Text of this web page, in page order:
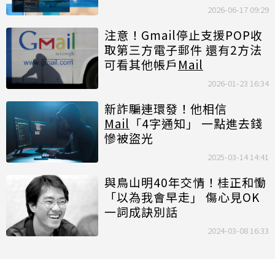
2026-06-17 09:29
注意！Gmail停止支援POP收
取第三方電子郵件 還有2方法
可看其他帳戶 Mail
2026-01-23 16:34
新詐騙連環發！他相信
Mail 「4字通知」 一點進去錢
慘被盜光
2025-03-14 14:41
與鳥山明40年交情！桂正和慟
「以為我會早走」 傷心見OK
一詞成訣別話
2024-03-08 16:33